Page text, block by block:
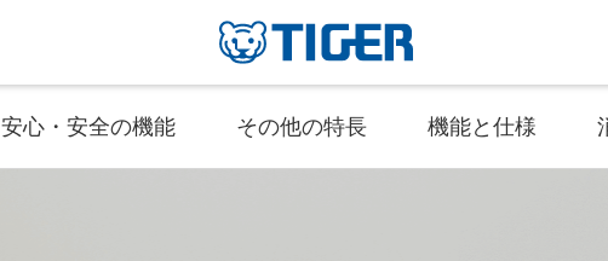
安心・安全の機能 その他の特長 機能と仕様